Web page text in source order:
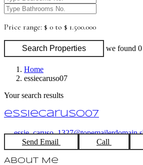
Price range: $ 0 to $ 1.500.000
Search Properties we found 0
Home
essiecaruso07
Your search results
essiecaruso07
Send Email
Call
About Me